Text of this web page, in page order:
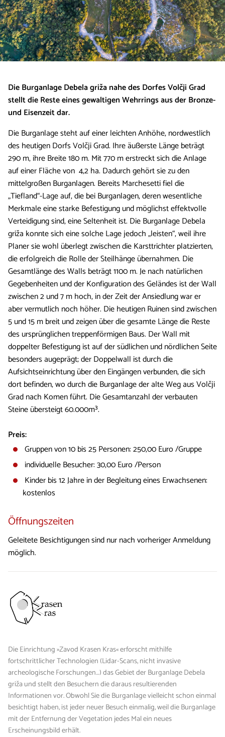
Die Burganlage Debela griža nahe des Dorfes Volčji Grad
stellt die Reste eines gewaltigen Wehrrings aus der Bronze-
und Eisenzeit dar.
Die Burganlage steht auf einer leichten Anhöhe, nordwestlich
des heutigen Dorfs Volčji Grad. Ihre äußerste Länge beträgt
290 m, ihre Breite 180 m. Mit 770 m erstreckt sich die Anlage
auf einer Fläche von 4,2 ha. Dadurch gehört sie zu den
mittelgroßen Burganlagen. Bereits Marchesetti fiel die
„Tiefland“-Lage auf, die bei Burganlagen, deren wesentliche
Merkmale eine starke Befestigung und möglichst effektvolle
Verteidigung sind, eine Seltenheit ist. Die Burganlage Debela
griža konnte sich eine solche Lage jedoch „leisten“, weil ihre
Planer sie wohl überlegt zwischen die Karsttrichter platzierten,
die erfolgreich die Rolle der Steilhänge übernahmen. Die
Gesamtlänge des Walls beträgt 1100 m. Je nach natürlichen
Gegebenheiten und der Konfiguration des Geländes ist der Wall
zwischen 2 und 7 m hoch, in der Zeit der Ansiedlung war er
aber vermutlich noch höher. Die heutigen Ruinen sind zwischen
5 und 15 m breit und zeigen über die gesamte Länge die Reste
des ursprünglichen treppenförmigen Baus. Der Wall mit
doppelter Befestigung ist auf der südlichen und nördlichen Seite
besonders augeprägt; der Doppelwall ist durch die
Aufsichtseinrichtung über den Eingängen verbunden, die sich
dort befinden, wo durch die Burganlage der alte Weg aus Volčji
Grad nach Komen führt. Die Gesamtanzahl der verbauten
Steine übersteigt 60.000m³.
Preis:
Gruppen von 10 bis 25 Personen: 250,00 Euro /Gruppe
individuelle Besucher: 30,00 Euro /Person
Kinder bis 12 Jahre in der Begleitung eines Erwachsenen:
kostenlos
Öffnungszeiten
Geleitete Besichtigungen sind nur nach vorheriger Anmeldung
möglich.
Die Einrichtung »Zavod Krasen Kras« erforscht mithilfe
fortschrittlicher Technologien (Lidar-Scans, nicht invasive
archeologische Forschungen…) das Gebiet der Burganlage Debela
griža und stellt den Besuchern die daraus resultierenden
Informationen vor. Obwohl Sie die Burganlage vielleicht schon einmal
besichtigt haben, ist jeder neuer Besuch einmalig, weil die Burganlage
mit der Entfernung der Vegetation jedes Mal ein neues
Erscheinungsbild erhält.